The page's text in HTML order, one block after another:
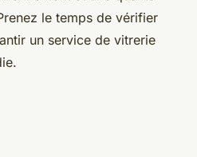
le temps de vérifier
un service de vitrerie